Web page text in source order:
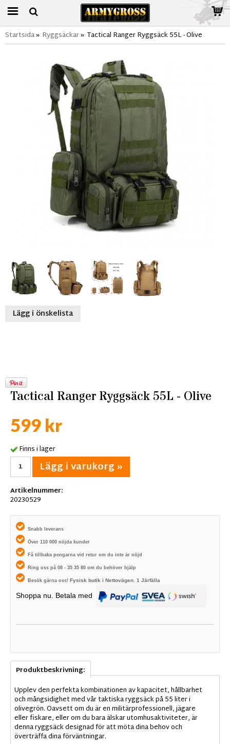
Startsida» Ryggsäckar» Tactical Ranger Ryggsäck 55L - Olive
Lägg i önskelista
Tactical Ranger Ryggsäck 55L - Olive
599 kr
Finns i lager
Lägg i varukorg »
Artikelnummer:
20230529
Snabb leverans
Över 110 000 nöjda kunder
Få tillbaka pengarna vid retur om du inte är nöjd
Ring oss på 08 - 35 35 80 om du behöver hjälp
Besök gärna oss! Fysisk butik i Nettovägen. 1 Järfälla
Shoppa nu. Betala med
Produktbeskrivning:
Upplev den perfekta kombinationen av kapacitet, hållbarhet
och mångsidighet med vår taktiska ryggsäck på 55 liter i
olivegrön. Oavsett om du är en militärprofessionell, jägare
eller fiskare, eller om du bara älskar utomhusaktiviteter, är
denna ryggsäck designad för att möta dina behov och
överträffa dina förväntningar.